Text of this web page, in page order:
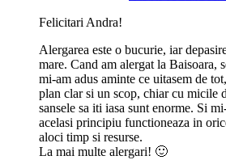
Felicitari Andra!
Alergarea este o bucurie, iar
mare. Cand am alergat la Baisoara,
mi-am adus aminte ce uitasem de
plan clar si un scop, chiar cu micile
sansele sa iti iasa sunt enorme. Si
acelasi principiu functioneaza in
aloci timp si resurse.
La mai multe alergari! 🙂